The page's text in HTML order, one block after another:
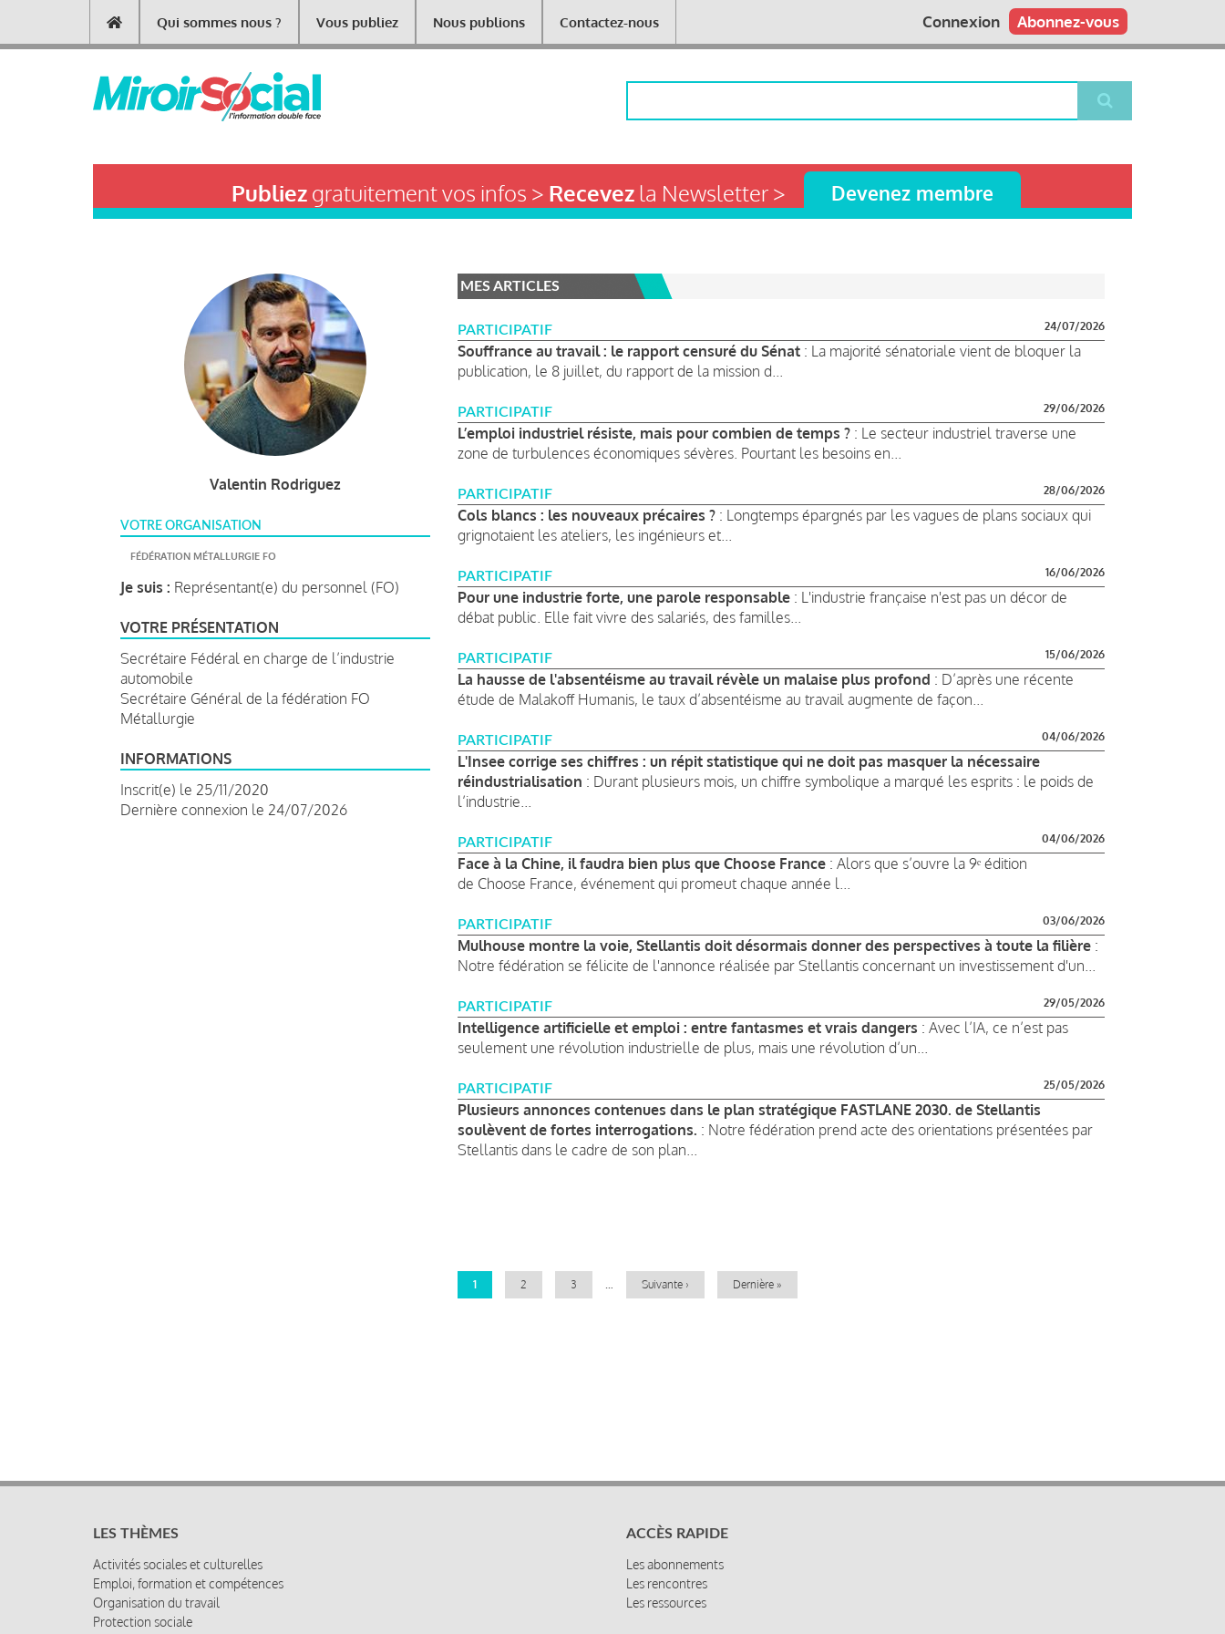
contenu
Main
navigation
Qui sommes nous ? Vous publiez Nous publions Contactez-nous Abonnez-vous
Connexion
Publiezgratuitement vos infos > Recevezla Newsletter > Devenez membre
Valentin Rodriguez
VOTRE ORGANISATION
FÉDÉRATION MÉTALLURGIE FO
Je suis : Représentant(e) du personnel (FO)
VOTRE PRÉSENTATION
Secrétaire Fédéral en charge de l’industrie
automobile
Secrétaire Général de la fédération FO
Métallurgie
INFORMATIONS
Inscrit(e) le 25/11/2020
Dernière connexion le 24/07/2026
MES ARTICLES
PARTICIPATIF 24/07/2026
Souffrance au travail : le rapport censuré du Sénat : La majorité sénatoriale vient de bloquer la
publication, le 8 juillet, du rapport de la mission d...
PARTICIPATIF 29/06/2026
L’emploi industriel résiste, mais pour combien de temps ? : Le secteur industriel traverse une
zone de turbulences économiques sévères. Pourtant les besoins en...
PARTICIPATIF 28/06/2026
Cols blancs : les nouveaux précaires ? : Longtemps épargnés par les vagues de plans sociaux qui
grignotaient les ateliers, les ingénieurs et...
PARTICIPATIF 16/06/2026
Pour une industrie forte, une parole responsable : L'industrie française n'est pas un décor de
débat public. Elle fait vivre des salariés, des familles...
PARTICIPATIF 15/06/2026
La hausse de l'absentéisme au travail révèle un malaise plus profond : D’après une récente
étude de Malakoff Humanis, le taux d’absentéisme au travail augmente de façon...
PARTICIPATIF 04/06/2026
L'Insee corrige ses chiffres : un répit statistique qui ne doit pas masquer la nécessaire
réindustrialisation : Durant plusieurs mois, un chiffre symbolique a marqué les esprits : le poids de
l’industrie...
PARTICIPATIF 04/06/2026
Face à la Chine, il faudra bien plus que Choose France : Alors que s’ouvre la 9ᵉ édition
de Choose France, événement qui promeut chaque année l...
PARTICIPATIF 03/06/2026
Mulhouse montre la voie, Stellantis doit désormais donner des perspectives à toute la filière :
Notre fédération se félicite de l'annonce réalisée par Stellantis concernant un investissement d'un...
PARTICIPATIF 29/05/2026
Intelligence artificielle et emploi : entre fantasmes et vrais dangers : Avec l’IA, ce n’est pas
seulement une révolution industrielle de plus, mais une révolution d’un...
PARTICIPATIF 25/05/2026
Plusieurs annonces contenues dans le plan stratégique FASTLANE 2030. de Stellantis
soulèvent de fortes interrogations. : Notre fédération prend acte des orientations présentées par
Stellantis dans le cadre de son plan...
Page
1 Page
2 Page
3
Page
Suivante ›
Dernière
Dernière »
LES THÈMES
Activités sociales et culturelles
Emploi, formation et compétences
Organisation du travail
Protection sociale
ACCÈS RAPIDE
Les abonnements
Les rencontres
Les ressources